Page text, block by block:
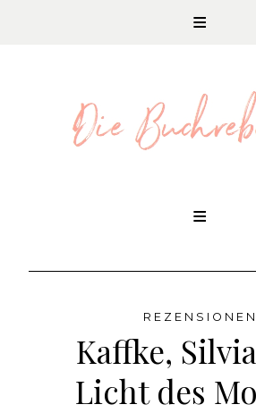
REZENSIONEN
Kaffke,
Licht des